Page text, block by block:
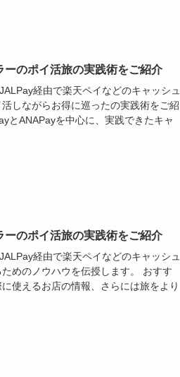
のポイ活旅の実践術をご紹介
経由で楽天ペイなどのキャッシュ
しながらお得に巡ったの実践術をご紹
とANAPayを中心に、実践できたキャ
のポイ活旅の実践術をご紹介
経由で楽天ペイなどのキャッシュ
めのノウハウを伝授します。 おすす
使えるお店の情報、さらには旅をより